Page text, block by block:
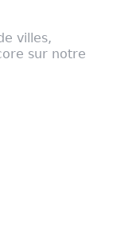
villes,
sur notre